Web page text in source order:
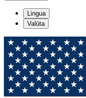
Lingua
Valūta